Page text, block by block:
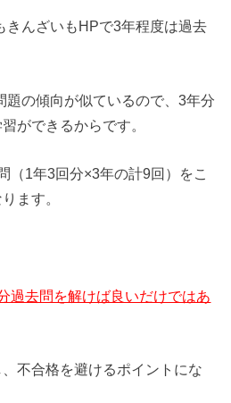
きんざいもHPで3年程度は過去
題の傾向が似ているので、3年分
ができるからです。
（1年3回分×3年の計9回）をこ
ます。
過去問を解けば良いだけではあ
不合格を避けるポイントにな